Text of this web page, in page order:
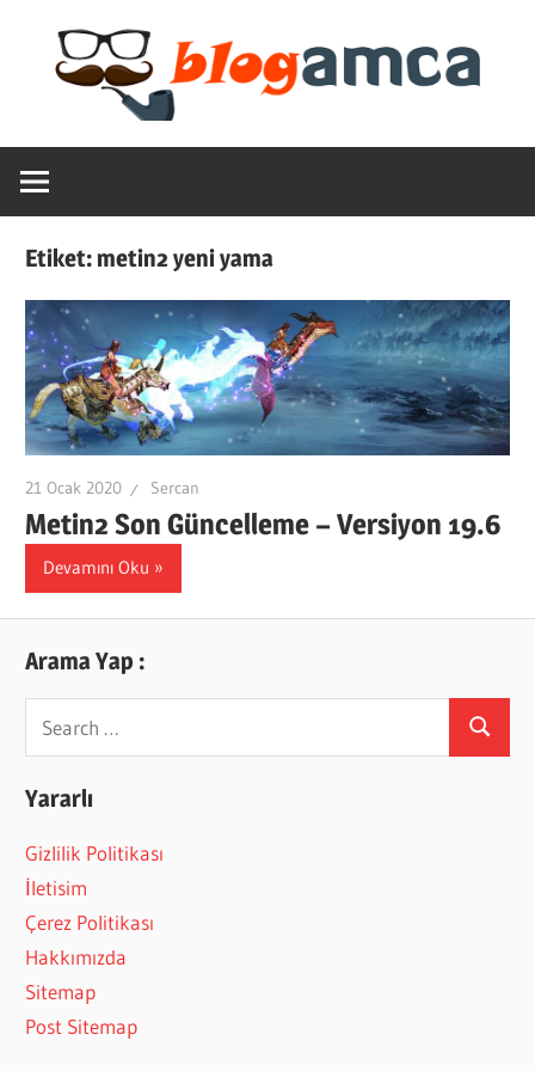
content
Blogamca
2025
Haber,
Blogların
Amcası
Etiket:metin2 yeni yama
21 Ocak 2020 Sercan
Metin2 Son Güncelleme – Versiyon 19.6
Devamını Oku
Arama Yap :
Search
Yararlı
Gizlilik Politikası
İletisim
Çerez Politikası
Hakkımızda
Sitemap
Post Sitemap